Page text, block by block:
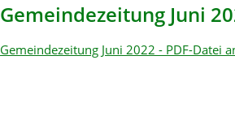
Gemeindezeitung Juni
Gemeindezeitung Juni 2022 - PDF-Datei